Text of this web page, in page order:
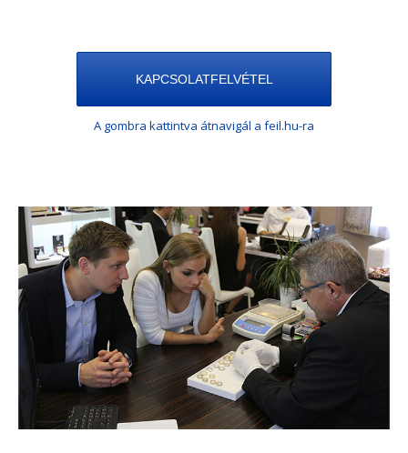
KAPCSOLATFELVÉTEL
A gombra kattintva átnavigál a feil.hu-ra